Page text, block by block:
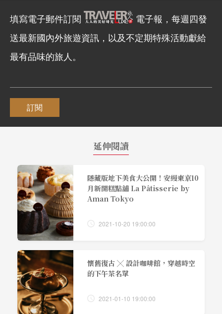
填寫電子郵件訂閱
電子報，每週四發
送最新國內外旅遊資訊，以及不定期特殊活動獻給
最有品味的旅人。
訂閱
延伸閱讀
隱藏版地下美食大公開！安縵東京10
月新開糕點舖 La Pâtisserie by
Aman Tokyo
2021-10-20 19:00:00
懷舊復古 ╳ 設計咖啡館，穿越時空
的下午茶名單
2021-01-10 19:00:00